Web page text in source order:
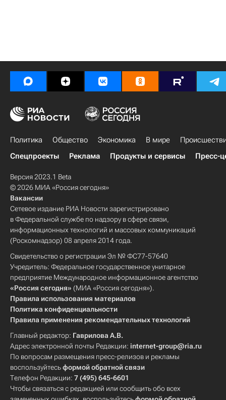
Политика Общество Экономика В мире
Спецпроекты
Реклама Продукты и сервисы Пресс-
Версия 2023.1 Beta
© 2026 МИА «Россия сегодня»
Вакансии
Сетевое издание РИА Новости зарегистрировано
в Федеральной службе по надзору в сфере связи,
информационных технологий и массовых коммуникаций
(Роскомнадзор) 08 апреля 2014 года.
Свидетельство о регистрации Эл № ФС77-57640
Учредитель: Федеральное государственное унитарное
предприятие Международное информационное агентство
«Россия сегодня» (МИА «Россия сегодня»).
Правила использования материалов
Политика конфиденциальности
Правила применения рекомендательных технологий
Главный редактор: Гаврилова А.В.
Адрес электронной почты Редакции: internet-group@ria.ru
По вопросам размещения пресс-релизов и рекламы
воспользуйтесьформой обратной связи
Телефон Редакции: 7 (495) 645-6601
Чтобы связаться с редакцией или сообщить обо всех